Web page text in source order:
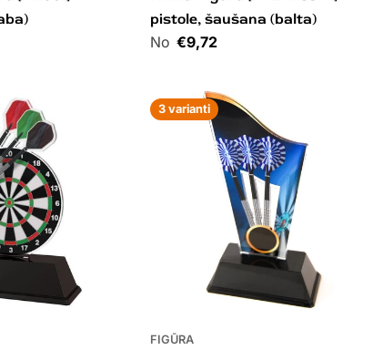
pistole, šaušana (balta)
Cena€9,72
3 varianti
FIGŪRA